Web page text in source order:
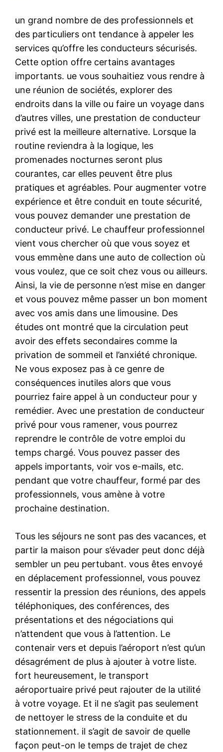
un grand nombre de des professionnels et
des particuliers ont tendance à appeler les
services qu’offre les conducteurs sécurisés.
Cette option offre certains avantages
importants. ue vous souhaitiez vous rendre à
une réunion de sociétés, explorer des
endroits dans la ville ou faire un voyage dans
d’autres villes, une prestation de conducteur
privé est la meilleure alternative. Lorsque la
routine reviendra à la logique, les
promenades nocturnes seront plus
courantes, car elles peuvent être plus
pratiques et agréables. Pour augmenter votre
expérience et être conduit en toute sécurité,
vous pouvez demander une prestation de
conducteur privé. Le chauffeur professionnel
vient vous chercher où que vous soyez et
vous emmène dans une auto de collection où
vous voulez, que ce soit chez vous ou ailleurs.
Ainsi, la vie de personne n’est mise en danger
et vous pouvez même passer un bon moment
avec vos amis dans une limousine. Des
études ont montré que la circulation peut
avoir des effets secondaires comme la
privation de sommeil et l’anxiété chronique.
Ne vous exposez pas à ce genre de
conséquences inutiles alors que vous
pourriez faire appel à un conducteur pour y
remédier. Avec une prestation de conducteur
privé pour vous ramener, vous pourrez
reprendre le contrôle de votre emploi du
temps chargé. Vous pouvez passer des
appels importants, voir vos e-mails, etc.
pendant que votre chauffeur, formé par des
professionnels, vous amène à votre
prochaine destination.
Tous les séjours ne sont pas des vacances, et
partir la maison pour s’évader peut donc déjà
sembler un peu pertubant. vous êtes envoyé
en déplacement professionnel, vous pouvez
ressentir la pression des réunions, des appels
téléphoniques, des conférences, des
présentations et des négociations qui
n’attendent que vous à l’attention. Le
contenair vers et depuis l’aéroport n’est qu’un
désagrément de plus à ajouter à votre liste.
fort heureusement, le transport
aéroportuaire privé peut rajouter de la utilité
à votre voyage. Et il ne s’agit pas seulement
de nettoyer le stress de la conduite et du
stationnement. il s’agit de savoir de quelle
façon peut-on le temps de trajet de chez